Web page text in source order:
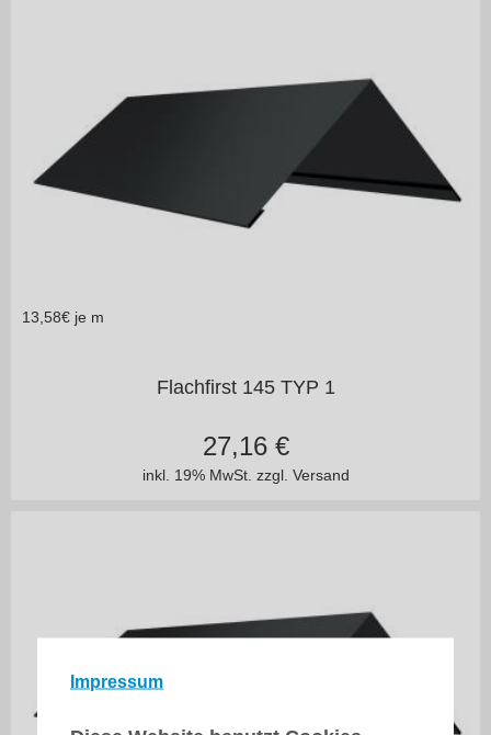
Impressum
13,58€ je m
Flachfirst 145 TYP 1
inkl. 19% MwSt. zzgl. Versand
27,16€